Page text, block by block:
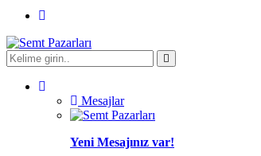
Mesajlar
Yeni Mesajınız var!